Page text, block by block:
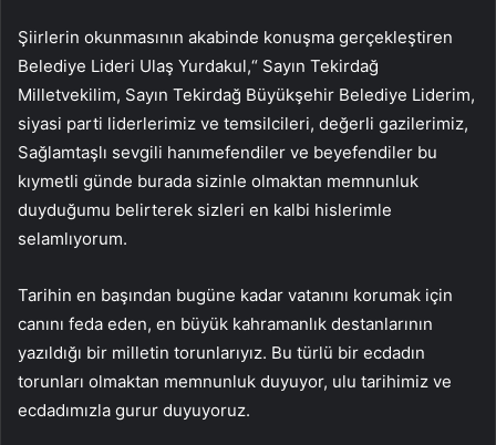
Şiirlerin okunmasının akabinde konuşma gerçekleştiren
Belediye Lideri Ulaş Yurdakul,“ Sayın Tekirdağ
Milletvekilim, Sayın Tekirdağ Büyükşehir Belediye Liderim,
siyasi parti liderlerimiz ve temsilcileri, değerli gazilerimiz,
Sağlamtaşlı sevgili hanımefendiler ve beyefendiler bu
kıymetli günde burada sizinle olmaktan memnunluk
duyduğumu belirterek sizleri en kalbi hislerimle
selamlıyorum.
Tarihin en başından bugüne kadar vatanını korumak için
canını feda eden, en büyük kahramanlık destanlarının
yazıldığı bir milletin torunlarıyız. Bu türlü bir ecdadın
torunları olmaktan memnunluk duyuyor, ulu tarihimiz ve
ecdadımızla gurur duyuyoruz.